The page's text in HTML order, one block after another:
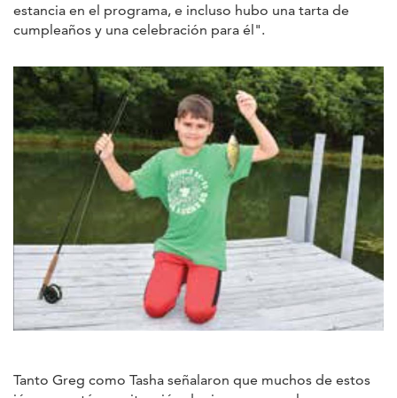
estancia en el programa, e incluso hubo una tarta de
cumpleaños y una celebración para él".
Tanto Greg como Tasha señalaron que muchos de estos